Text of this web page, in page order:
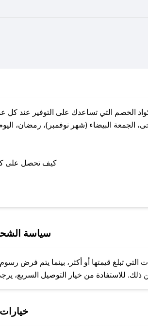
الخصم التي تساعدك على التوفير عند كل
البيضاء (شهر نوفمبر)، رمضان،
تواصل معنا عبر تويتر أو البريد
أو البريد الإلكتروني، وسنقوم بحل
سياسة
تبلغ قيمتها أو أكثر، بينما يتم فرض